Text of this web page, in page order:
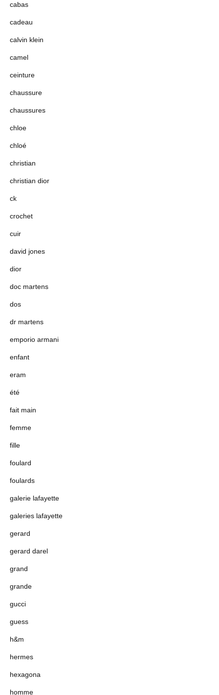
cabas
cadeau
calvin klein
camel
ceinture
chaussure
chaussures
chloe
chloé
christian
christian dior
ck
crochet
cuir
david jones
dior
doc martens
dos
dr martens
emporio armani
enfant
eram
été
fait main
femme
fille
foulard
foulards
galerie lafayette
galeries lafayette
gerard
gerard darel
grand
grande
gucci
guess
h&m
hermes
hexagona
homme